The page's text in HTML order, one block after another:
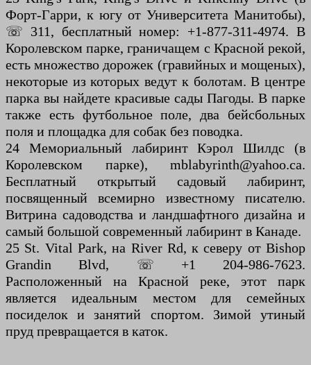
Форт-Гарри, к югу от Университета Манитобы),
☏ 311, бесплатный номер: +1-877-311-4974. В
Королевском парке, граничащем с Красной рекой,
есть множество дорожек (гравийных и мощеных),
некоторые из которых ведут к болотам. В центре
парка вы найдете красивые сады Пагоды. В парке
также есть футбольное поле, два бейсбольных
поля и площадка для собак без поводка.
24 Мемориальный лабиринт Кэрол Шилдс (в
Королевском парке), mblabyrinth@yahoo.ca.
Бесплатный открытый садовый лабиринт,
посвященный всемирно известному писателю.
Витрина садоводства и ландшафтного дизайна и
самый большой современный лабиринт в Канаде.
25 St. Vital Park, на River Rd, к северу от Bishop
Grandin Blvd, ☏ +1 204-986-7623.
Расположенный на Красной реке, этот парк
является идеальным местом для семейных
посиделок и занятий спортом. Зимой утиный
пруд превращается в каток.